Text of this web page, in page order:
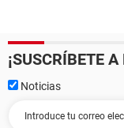
¡SUSCRÍBETE
Noticias